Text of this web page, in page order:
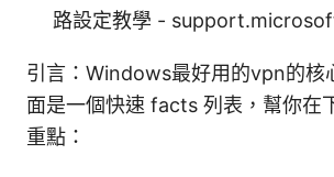
路設定教學 -
引言：Windows最好用的vpn的核
面是一個快速 facts 列表，幫你在
重點：